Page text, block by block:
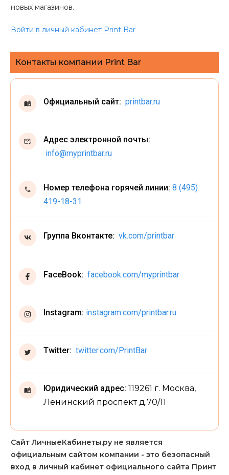
новых магазинов.
Войти в личный кабинет Print Bar
Контакты компании Print Bar
Официальный сайт: printbar.ru
Адрес электронной почты:
info@myprintbar.ru
Номер телефона горячей линии: 8 (495)
419-18-31
Группа Вконтакте: vk.com/printbar
FaceBook: facebook.com/myprintbar
Instagram: instagram.com/printbar.ru
Twitter: twitter.com/PrintBar
Юридический адрес: 119261 г. Москва,
Ленинский проспект д.70/11
Сайт ЛичныеКабинеты.ру не является
официальным сайтом компании - это безопасный
вход в личный кабинет официального сайта Принт